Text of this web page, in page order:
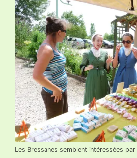
Les Bressanes semblent intéressées